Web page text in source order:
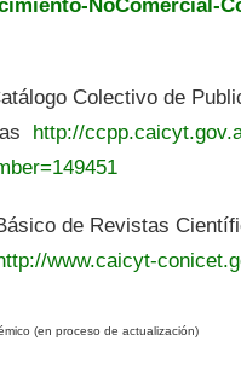
Colectivo de
http://
de Revistas
www.caicyt-
(en proceso de actualización)